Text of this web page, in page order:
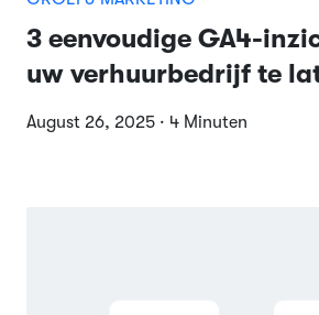
3 eenvoudige GA4-
uw verhuurbedrijf te
August 26, 2025 · 4 Minuten